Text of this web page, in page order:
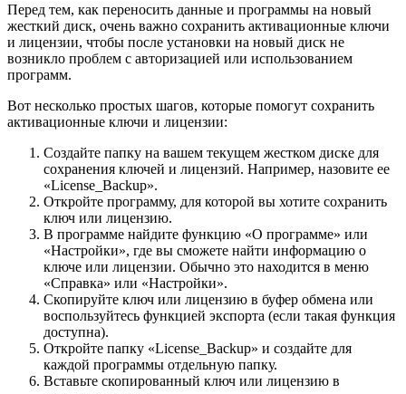
Перед тем, как переносить данные и программы на новый
жесткий диск, очень важно сохранить активационные ключи
и лицензии, чтобы после установки на новый диск не
возникло проблем с авторизацией или использованием
программ.
Вот несколько простых шагов, которые помогут сохранить
активационные ключи и лицензии:
Создайте папку на вашем текущем жестком диске для
сохранения ключей и лицензий. Например, назовите ее
«License_Backup».
Откройте программу, для которой вы хотите сохранить
ключ или лицензию.
В программе найдите функцию «О программе» или
«Настройки», где вы сможете найти информацию о
ключе или лицензии. Обычно это находится в меню
«Справка» или «Настройки».
Скопируйте ключ или лицензию в буфер обмена или
воспользуйтесь функцией экспорта (если такая функция
доступна).
Откройте папку «License_Backup» и создайте для
каждой программы отдельную папку.
Вставьте скопированный ключ или лицензию в